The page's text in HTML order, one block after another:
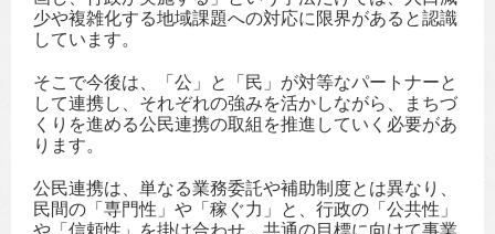
少や複雑化する地域課題への対応に限界があると認識
しています。
そこで今後は、「公」と「民」が対等なパートナーと
して連携し、それぞれの強みを活かしながら、まちづ
くりを進める公民連携の取組を推進していく必要があ
ります。
公民連携は、単なる業務委託や補助制度とは異なり、
民間の「専門性」や「稼ぐ力」と、行政の「公共性」